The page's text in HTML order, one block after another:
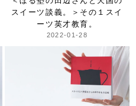
スイーツ談義。＞ その１スイ
ーツ英才教育。
2022-01-28